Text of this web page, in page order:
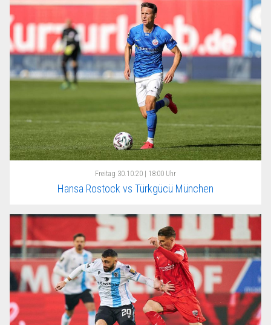
Freitag 30.10.20 | 18:00 Uhr
Hansa Rostock vs Türkgücü München